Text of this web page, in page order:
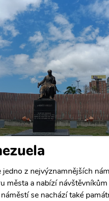
jedno z nejvýznamnějších
města a nabízí
se nachází také